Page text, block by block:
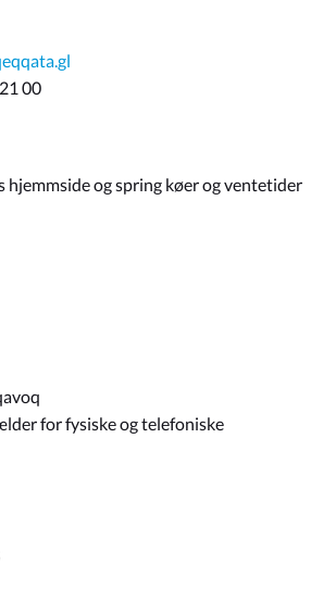
00
hjemmside og spring køer og ventetider
for fysiske og telefoniske